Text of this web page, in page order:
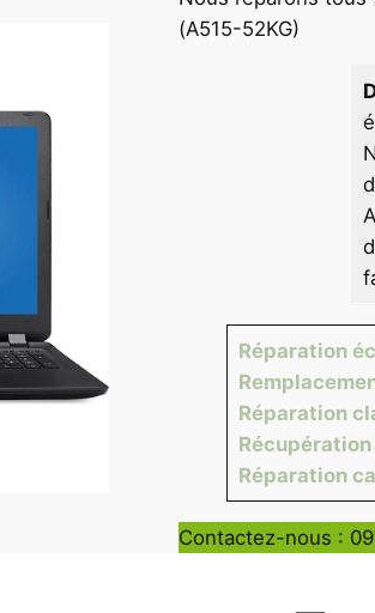
(A515-52KG)
Réparation
Réparation
Réparation
Contactez-nous :